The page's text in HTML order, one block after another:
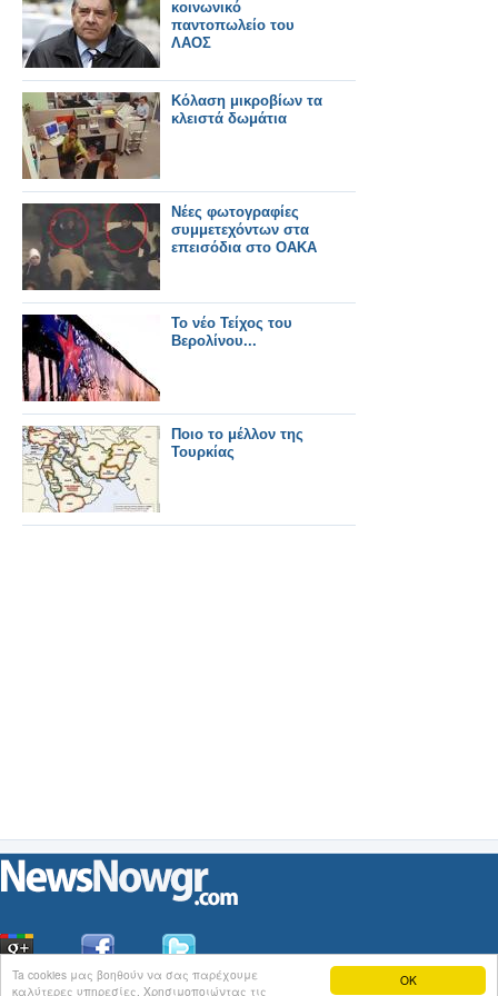
OK
Ta cookies μας βοηθούν να σας παρέχουμε
καλύτερες υπηρεσίες. Χρησιμοποιώντας τις
κοινωνικό
παντοπωλείο του
ΛΑΟΣ
Κόλαση μικροβίων τα
κλειστά δωμάτια
Νέες φωτογραφίες
συμμετεχόντων στα
επεισόδια στο ΟΑΚΑ
Το νέο Τείχος του
Βερολίνου...
Ποιο το μέλλον της
Τουρκίας